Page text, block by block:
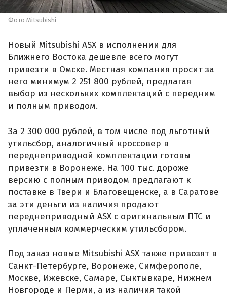
Фото Mitsubishi
Новый Mitsubishi ASX в исполнении для
Ближнего Востока дешевле всего могут
привезти в Омске. Местная компания просит за
него минимум 2 251 800 рублей, предлагая
выбор из нескольких комплектаций с передним
и полным приводом.
За 2 300 000 рублей, в том числе под льготный
утильсбор, аналогичный кроссовер в
переднеприводной комплектации готовы
привезти в Воронеже. На 100 тыс. дороже
версию с полным приводом предлагают к
поставке в Твери и Благовещенске, а в Саратове
за эти деньги из наличия продают
переднеприводный ASX с оригинальным ПТС и
уплаченным коммерческим утильсбором.
Под заказ новые Mitsubishi ASX также привозят в
Санкт-Петербурге, Воронеже, Симферополе,
Москве, Ижевске, Самаре, Сыктывкаре, Нижнем
Новгороде и Перми, а из наличия такой